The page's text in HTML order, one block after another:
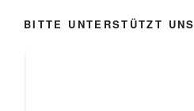
BITTE UNTERSTÜTZT UNS